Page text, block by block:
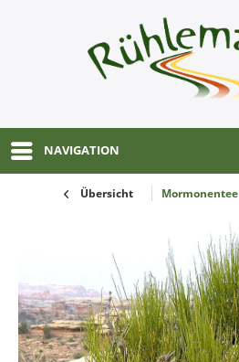
NAVIGATION
Übersicht Mormonentee